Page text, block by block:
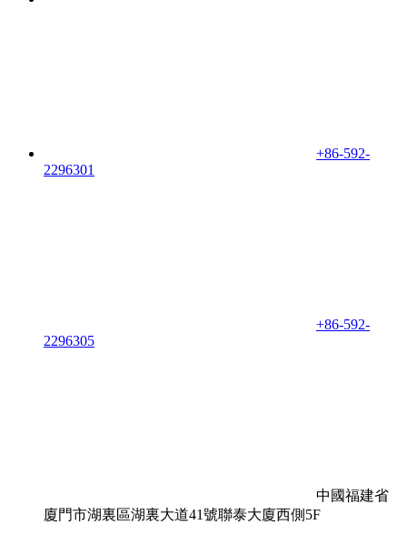
+86-592-
2296301
+86-592-
2296305
中國福建省
廈門市湖裏區湖裏大道41號聯泰大廈西側5F